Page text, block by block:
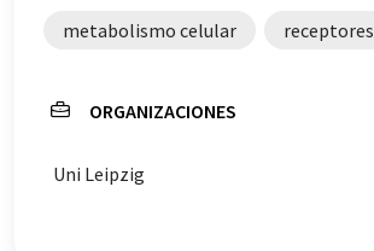
metabolismo celular receptores
ORGANIZACIONES
Uni Leipzig